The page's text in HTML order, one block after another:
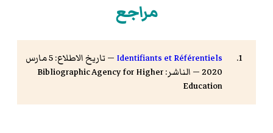
مراجع
Identifiants et Référentiels
— تاريخ الاطلاع: 5 مارس
2020 — الناشر: Bibliographic Agency for Higher
Education